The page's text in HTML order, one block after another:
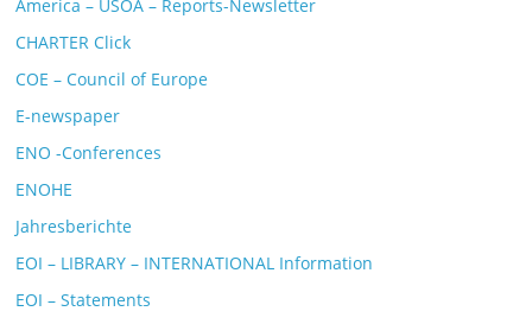
America – USOA – Reports-Newsletter
CHARTER Click
COE – Council of Europe
E-newspaper
ENO -Conferences
ENOHE
Jahresberichte
EOI – LIBRARY – INTERNATIONAL Information
EOI – Statements